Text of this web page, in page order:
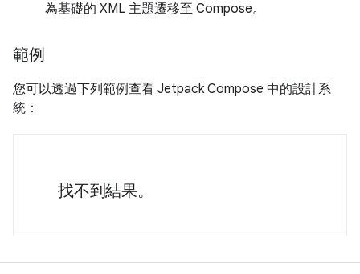
為基礎的 XML 主題遷移至 Compose。
範例
您可以透過下列範例查看 Jetpack Compose 中的設計系
統：
找不到結果。